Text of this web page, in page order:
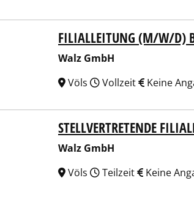
FILIALLEITUNG (M/W/D)
Walz GmbH
Völs
Vollzeit Keine
STELLVERTRETENDE
Walz GmbH
Völs
Teilzeit Keine